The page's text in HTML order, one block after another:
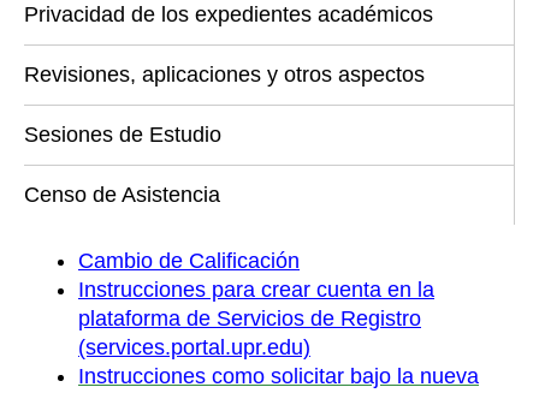
Privacidad de los expedientes académicos
Revisiones, aplicaciones y otros aspectos
Sesiones de Estudio
Censo de Asistencia
Cambio de Calificación
Instrucciones para crear cuenta en la
plataforma de Servicios de Registro
(services.portal.upr.edu)
Instrucciones como solicitar bajo la nueva